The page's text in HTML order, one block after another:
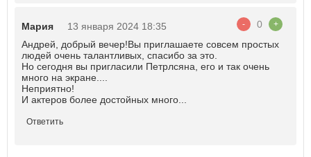
Мария 13 января 2024 18:35 - 0 +
Андрей, добрый вечер!Вы приглашаете совсем простых
людей очень талантливых, спасибо за это.
Но сегодня вы пригласили Петрлсяна, его и так очень
много на экране....
Неприятно!
И актеров более достойных много...
Ответить